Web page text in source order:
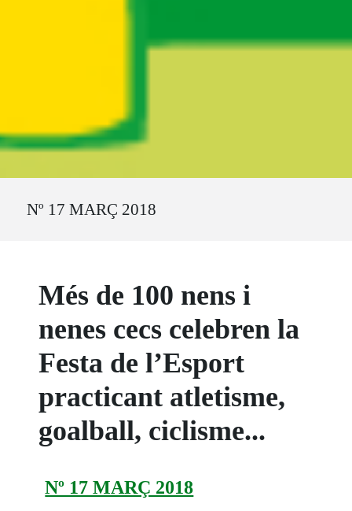
Nº 17 MARÇ 2018
Més de 100 nens i
nenes cecs celebren la
Festa de l’Esport
practicant atletisme,
goalball, ciclisme...
Nº 17 MARÇ 2018